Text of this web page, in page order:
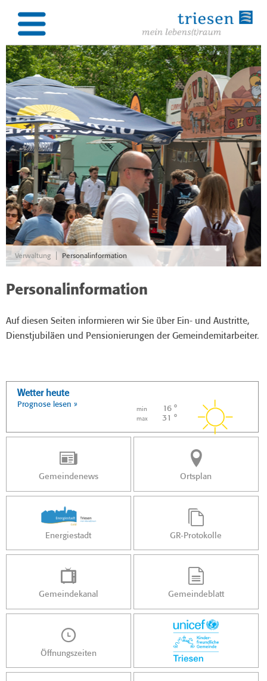
Verwaltung Personalinformation
Personalinformation
Auf diesen Seiten informieren wir Sie über Ein- und Austritte,
Dienstjubiläen und Pensionierungen der Gemeindemitarbeiter.
Wetter heute
Prognose lesen »
min 16 °
max 31 °
Gemeindenews Ortsplan
Energiestadt GR-Protokolle
Gemeindekanal Gemeindeblatt
Öffnungszeiten